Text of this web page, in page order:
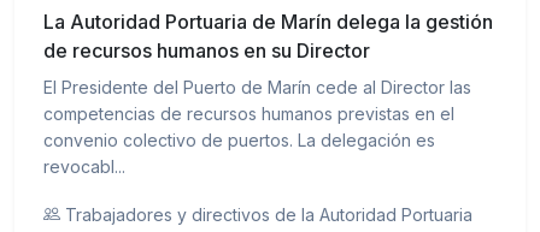
La Autoridad Portuaria de Marín delega la gestión
de recursos humanos en su Director
El Presidente del Puerto de Marín cede al Director las
competencias de recursos humanos previstas en el
convenio colectivo de puertos. La delegación es
revocabl...
Trabajadores y directivos de la Autoridad Portuaria